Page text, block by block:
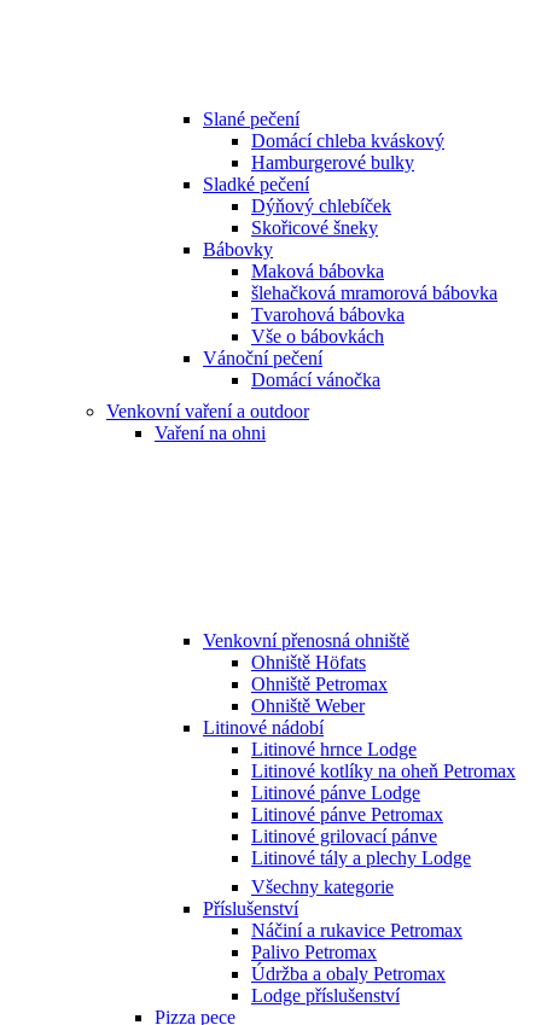
Slané pečení
Domácí chleba kváskový
Hamburgerové bulky
Sladké pečení
Dýňový chlebíček
Skořicové šneky
Bábovky
Maková bábovka
šlehačková mramorová bábovka
Tvarohová bábovka
Vše o bábovkách
Vánoční pečení
Domácí vánočka
Venkovní vaření a outdoor
Vaření na ohni
Venkovní přenosná ohniště
Ohniště Höfats
Ohniště Petromax
Ohniště Weber
Litinové nádobí
Litinové hrnce Lodge
Litinové kotlíky na oheň Petromax
Litinové pánve Lodge
Litinové pánve Petromax
Litinové grilovací pánve
Litinové tály a plechy Lodge
Všechny kategorie
Příslušenství
Náčiní a rukavice Petromax
Palivo Petromax
Údržba a obaly Petromax
Lodge příslušenství
Pizza pece